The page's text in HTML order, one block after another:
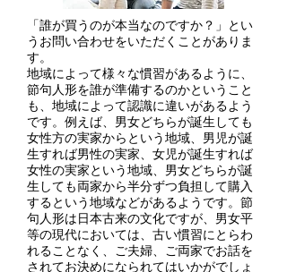
「誰が買うのが本当なのですか？」とい
うお問い合わせをいただくことがありま
す。
地域によって様々な慣習があるように、
節句人形を誰が準備するのかということ
も、地域によって認識に違いがあるよう
です。例えば、男女どちらが誕生しても
女性方の実家からという地域、男児が誕
生すれば男性の実家、女児が誕生すれば
女性の実家という地域、男女どちらが誕
生しても両家から半分ずつ負担して購入
するという地域などがあるようです。節
句人形は日本古来の文化ですが、男女平
等の現代においては、古い慣習にとらわ
れることなく、ご夫婦、ご両家でお話を
されてお決めになられてはいかがでしょ